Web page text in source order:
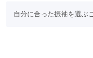
自分に合った振袖を選ぶ